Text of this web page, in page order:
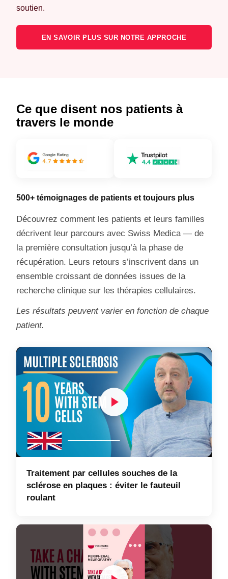
soutien.
EN SAVOIR PLUS SUR NOTRE APPROCHE
Ce que disent nos patients à
travers le monde
500+ témoignages de patients et toujours plus
Découvrez comment les patients et leurs familles
décrivent leur parcours avec Swiss Medica — de
la première consultation jusqu’à la phase de
récupération. Leurs retours s’inscrivent dans un
ensemble croissant de données issues de la
recherche clinique sur les thérapies cellulaires.
Les résultats peuvent varier en fonction de chaque
patient.
Traitement par cellules souches de la
sclérose en plaques : éviter le fauteuil
roulant